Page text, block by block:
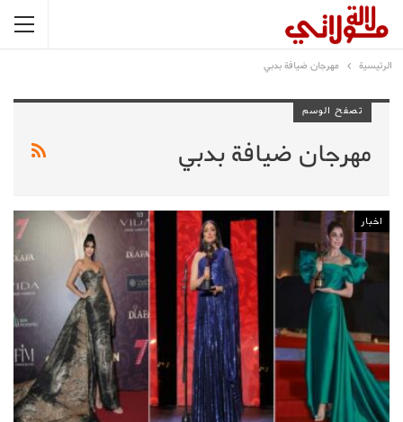
الرئيسية مهرجان ضيافة بدبي
تصفح الوسم
مهرجان ضيافة بدبي
اخبار